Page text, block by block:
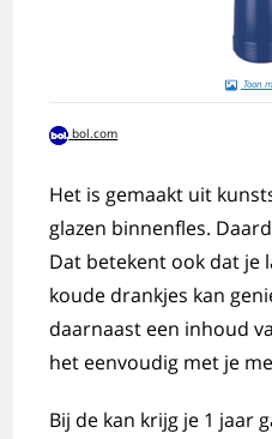
Toon
bol.com
Het is gemaakt uit
glazen binnenfles.
Dat betekent ook dat je
koude drankjes kan
daarnaast een inhoud
het eenvoudig met je
Bij de kan krijg je 1 jaar